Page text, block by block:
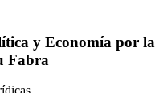
y Economía por
Fabra